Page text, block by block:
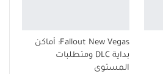
Fallout New Vegas: أماكن
بداية DLC ومتطلبات
المستوى